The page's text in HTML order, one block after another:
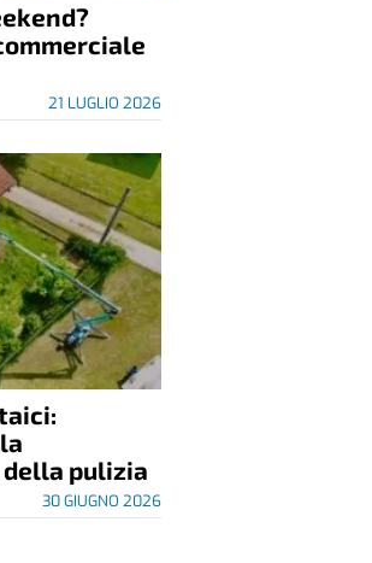
21 LUGLIO 2026
pulizia
30 GIUGNO 2026